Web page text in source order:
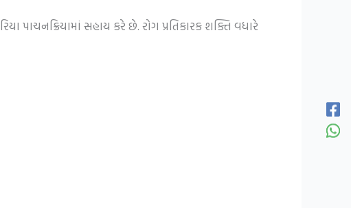
પાચનક્રિયામાં સહાય કરે છે. રોગ પ્રતિકારક શક્તિ વધારે